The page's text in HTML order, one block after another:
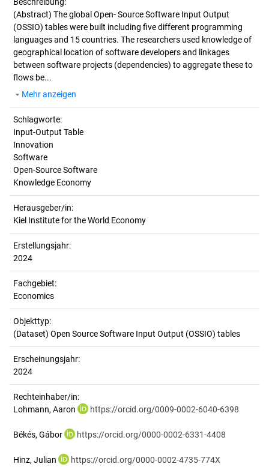
(Abstract) The global Open- Source Software Input Output
(OSSIO) tables were built including five different programming
languages and 15 countries. The researchers used knowledge of
geographical location of software developers and linkages
between software projects (dependencies) to aggregate these to
flows be...
Mehr anzeigen
Schlagworte:
Input-Output Table
Innovation
Software
Open-Source Software
Knowledge Economy
Herausgeber/in:
Kiel Institute for the World Economy
Erstellungsjahr:
2024
Fachgebiet:
Economics
Objekttyp:
(Dataset) Open Source Software Input Output (OSSIO) tables
Erscheinungsjahr:
2024
Rechteinhaber/in:
Lohmann, Aaron
https://orcid.org/0009-0002-6040-6398
Békés, Gábor https://orcid.org/0000-0002-6331-4408
Hinz, Julian https://orcid.org/0000-0002-4735-774X